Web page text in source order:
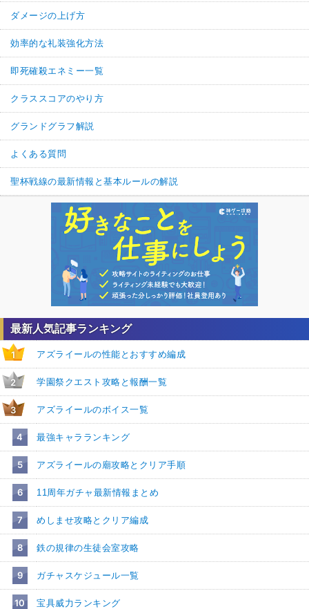
最新人気記事ランキング
1 アズライールの性能とおすすめ編成
2 学園祭クエスト攻略と報酬一覧
3 アズライールのボイス一覧
4 最強キャラランキング
5 アズライールの廟攻略とクリア手順
6 11周年ガチャ最新情報まとめ
7 めしませ攻略とクリア編成
8 鉄の規律の生徒会室攻略
9 ガチャスケジュール一覧
10 宝具威力ランキング
ダメージの上げ方
効率的な礼装強化方法
即死確殺エネミー一覧
クラススコアのやり方
グランドグラフ解説
よくある質問
聖杯戦線の最新情報と基本ルールの解説